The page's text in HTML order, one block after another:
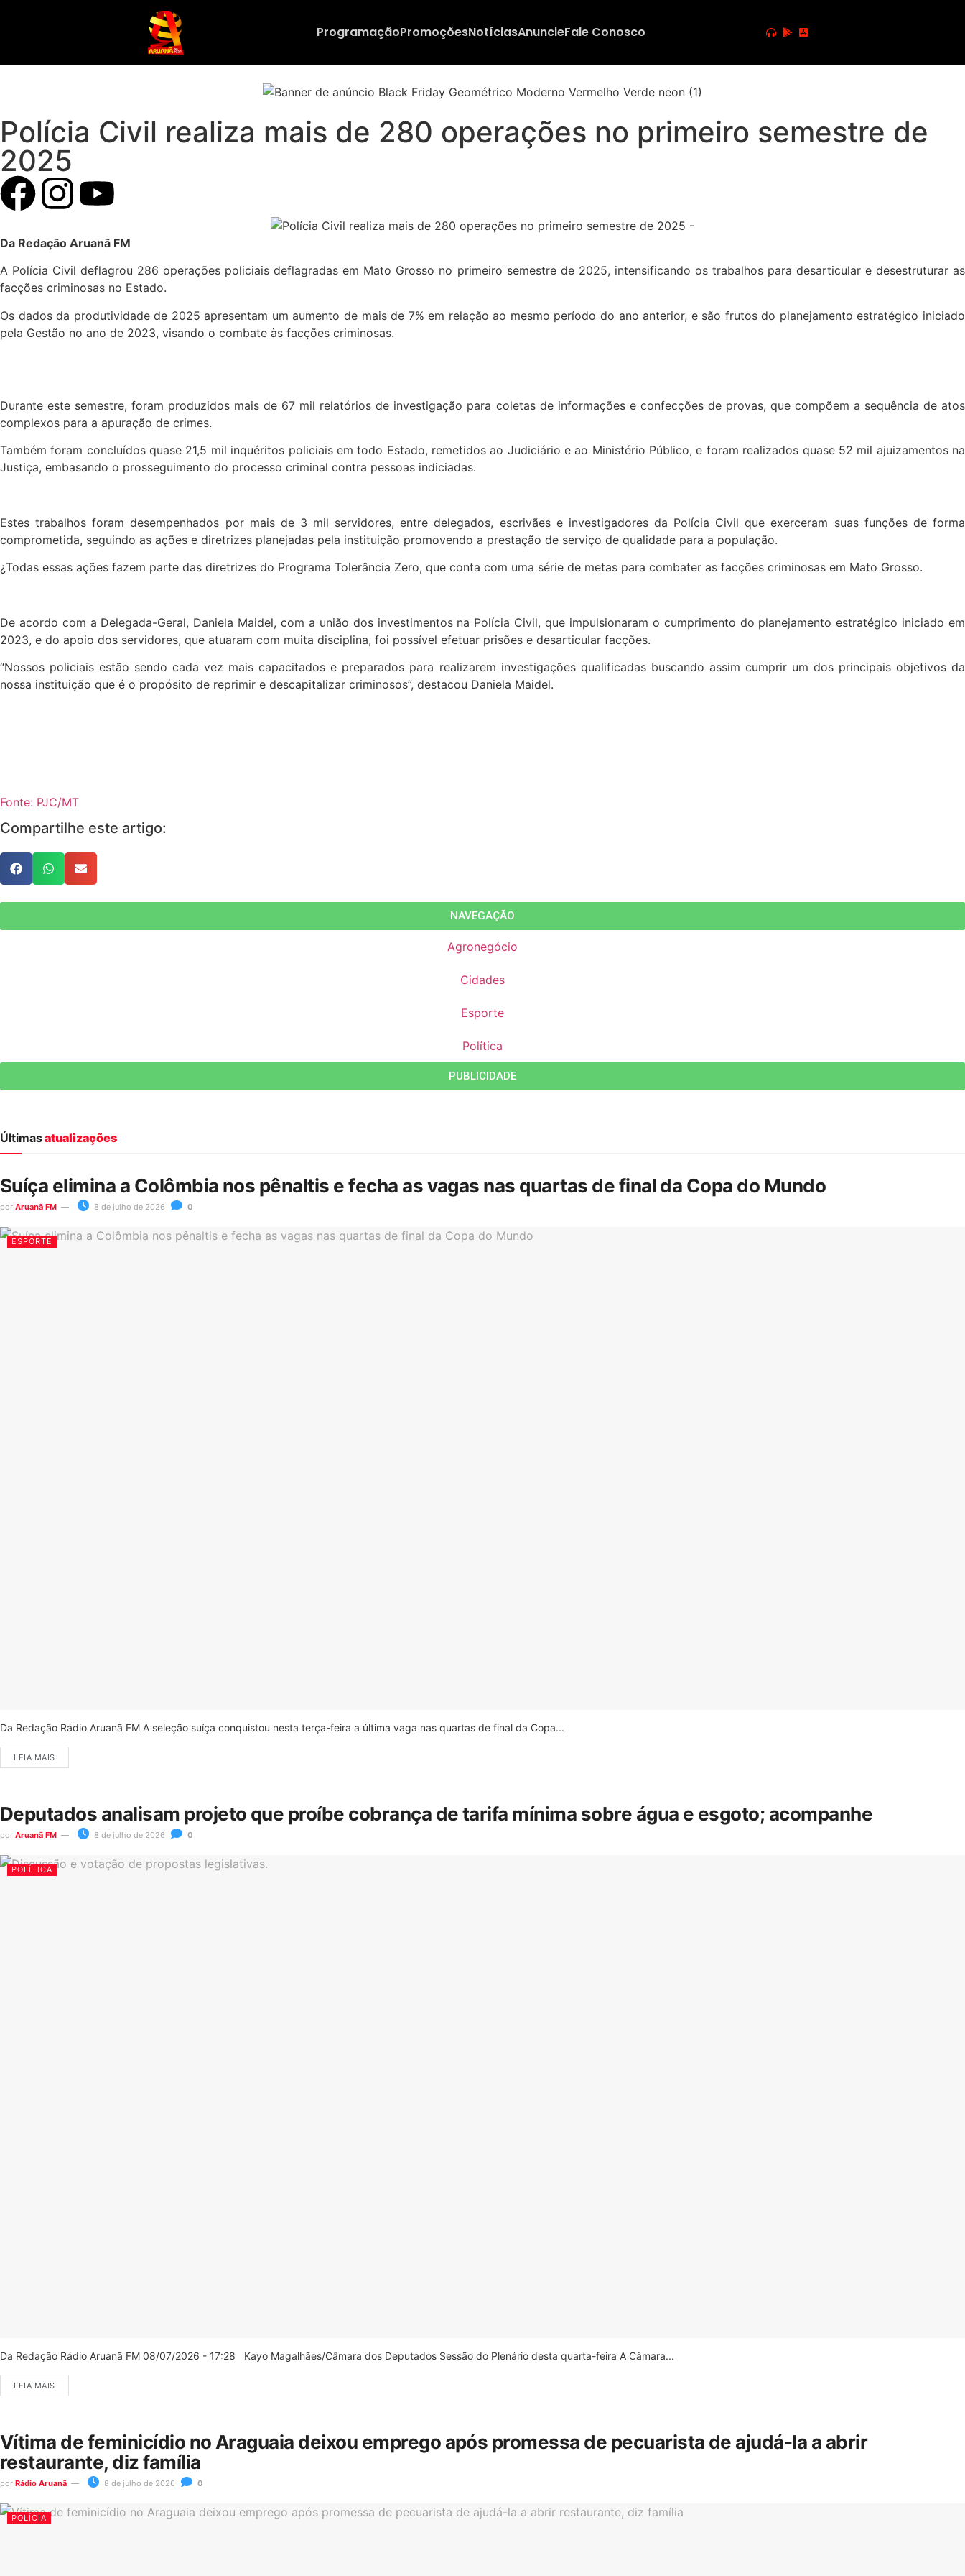
ProgramaçãoPromoçõesNotíciasAnuncieFale Conosco
Polícia Civil realiza mais de 280 operações no primeiro semestre de
2025
Da Redação Aruanã FM
A Polícia Civil deflagrou 286 operações policiais deflagradas em Mato Grosso no primeiro semestre de 2025, intensificando os trabalhos para desarticular e desestruturar as
facções criminosas no Estado.
Os dados da produtividade de 2025 apresentam um aumento de mais de 7% em relação ao mesmo período do ano anterior, e são frutos do planejamento estratégico iniciado
pela Gestão no ano de 2023, visando o combate às facções criminosas.
Durante este semestre, foram produzidos mais de 67 mil relatórios de investigação para coletas de informações e confecções de provas, que compõem a sequência de atos
complexos para a apuração de crimes.
Também foram concluídos quase 21,5 mil inquéritos policiais em todo Estado, remetidos ao Judiciário e ao Ministério Público, e foram realizados quase 52 mil ajuizamentos na
Justiça, embasando o prosseguimento do processo criminal contra pessoas indiciadas.
Estes trabalhos foram desempenhados por mais de 3 mil servidores, entre delegados, escrivães e investigadores da Polícia Civil que exerceram suas funções de forma
comprometida, seguindo as ações e diretrizes planejadas pela instituição promovendo a prestação de serviço de qualidade para a população.
¿Todas essas ações fazem parte das diretrizes do Programa Tolerância Zero, que conta com uma série de metas para combater as facções criminosas em Mato Grosso.
De acordo com a Delegada-Geral, Daniela Maidel, com a união dos investimentos na Polícia Civil, que impulsionaram o cumprimento do planejamento estratégico iniciado em
2023, e do apoio dos servidores, que atuaram com muita disciplina, foi possível efetuar prisões e desarticular facções.
“Nossos policiais estão sendo cada vez mais capacitados e preparados para realizarem investigações qualificadas buscando assim cumprir um dos principais objetivos da
nossa instituição que é o propósito de reprimir e descapitalizar criminosos”, destacou Daniela Maidel.
Fonte: PJC/MT
Compartilhe este artigo:
NAVEGAÇÃO
Agronegócio
Cidades
Esporte
Política
PUBLICIDADE
Últimasatualizações
Suíça elimina a Colômbia nos pênaltis e fecha as vagas nas quartas de final da Copa do Mundo
por Aruanã FM 8 de julho de 2026 0
ESPORTE
Da Redação Rádio Aruanã FM A seleção suíça conquistou nesta terça-feira a última vaga nas quartas de final da Copa...
LEIA MAIS
Deputados analisam projeto que proíbe cobrança de tarifa mínima sobre água e esgoto; acompanhe
por Aruanã FM 8 de julho de 2026 0
POLÍTICA
Da Redação Rádio Aruanã FM 08/07/2026 - 17:28 Kayo Magalhães/Câmara dos Deputados Sessão do Plenário desta quarta-feira A Câmara...
LEIA MAIS
Vítima de feminicídio no Araguaia deixou emprego após promessa de pecuarista de ajudá-la a abrir
restaurante, diz família
por Rádio Aruanã 8 de julho de 2026 0
POLÍCIA